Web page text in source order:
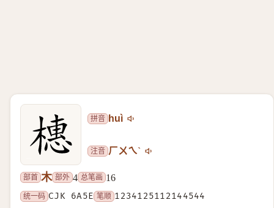
拼音 huì
注音 ㄏㄨㄟˋ
部首 木 部外 4 总笔画 16
统一码 CJK 6A5E 笔顺 1234125112144544